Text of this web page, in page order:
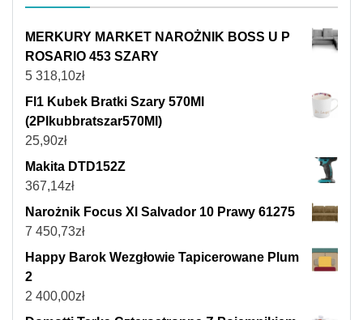
MERKURY MARKET NAROŻNIK BOSS U P
ROSARIO 453 SZARY
5 318,10zł
Fl1 Kubek Bratki Szary 570Ml
(2Plkubbratszar570Ml)
25,90zł
Makita DTD152Z
367,14zł
Narożnik Focus Xl Salvador 10 Prawy 61275
7 450,73zł
Happy Barok Wezgłowie Tapicerowane Plum
2
2 400,00zł